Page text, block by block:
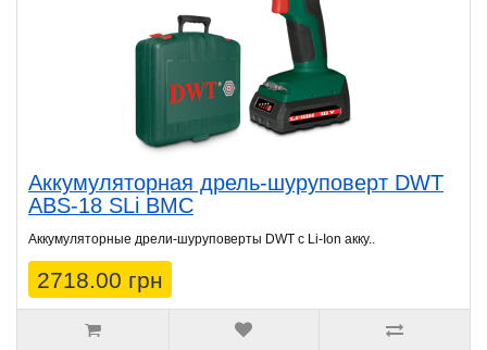
Аккумуляторная дрель-шуруповерт DWT
ABS-18 SLi BMC
Аккумуляторные дрели-шуруповерты DWT с Li-Ion акку..
2718.00 грн